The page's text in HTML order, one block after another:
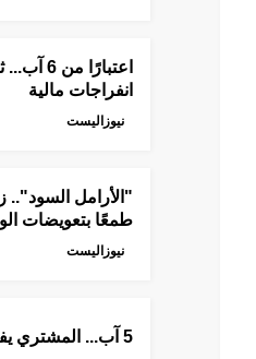
انفراجات مالية
نيوزاليست
"الأرامل
طمعًا بتعويضات
نيوزاليست
5 آب... المشتري يفتح أبواب الفرص لثلاثة أبراج